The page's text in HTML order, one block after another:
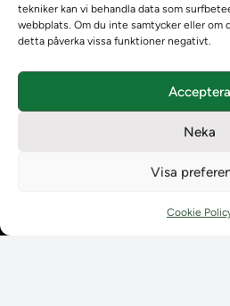
tekniker kan vi behandla data som
webbplats. Om du inte samtycker eller om
detta påverka vissa funktioner negativt.
Acceptera
Neka
Visa
Cookie
Ladokkonsortiet internationellt
Vision, strategi och produktplan
Användarkontakter
Kontaktuppgifter till lärosätenas